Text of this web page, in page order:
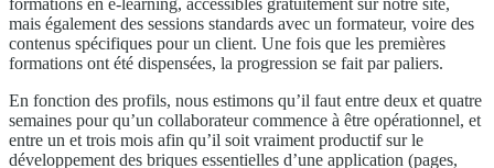
formations en e-learning, accessibles gratuitement sur notre site,
mais également des sessions standards avec un formateur, voire des
contenus spécifiques pour un client. Une fois que les premières
formations ont été dispensées, la progression se fait par paliers.
En fonction des profils, nous estimons qu’il faut entre deux et quatre
semaines pour qu’un collaborateur commence à être opérationnel, et
entre un et trois mois afin qu’il soit vraiment productif sur le
développement des briques essentielles d’une application (pages,